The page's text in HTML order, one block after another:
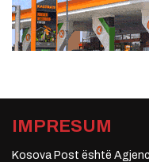
IMPRESUM
Kosova Post është